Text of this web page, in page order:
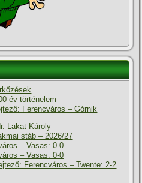
év történelem
Ferencváros – Górnik
Lakat Károly
stáb – 2026/27
– Vasas: 0-0
– Vasas: 0-0
Ferencváros – Twente: 2-2